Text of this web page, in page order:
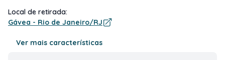
Local de retirada:
Gávea - Rio de Janeiro/RJ
Ver mais características